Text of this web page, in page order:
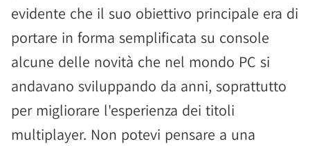
evidente che il suo obiettivo principale era di
portare in forma semplificata su console
alcune delle novità che nel mondo PC si
andavano sviluppando da anni, soprattutto
per migliorare l'esperienza dei titoli
multiplayer. Non potevi pensare a una